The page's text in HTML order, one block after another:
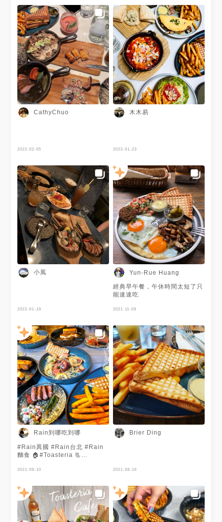
CathyChuo
2022-02-05
木木易
2022-01-23
小風
2022-01-19
Yun-Rue Huang
經典早午餐，午休時間太短了只
能速速吃
2021-11-09
Rain到哪吃到哪
#Rain異國 #Rain台北 #Rain
麵食 🏠#Toasteria 📃
27520033 ⏲️1100-0100 🌍台
3號 💳刷卡✅ 🔜 為什麼颱風，
又是周末要來... 每次都周末
來，每次都不能出去 每次颱風
價都是周末，為什麼!!! ---- 這次
到台北的家族聚餐，前一天先上
2021-09-10
Brier Ding
2021-08-16